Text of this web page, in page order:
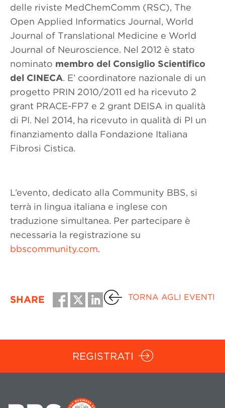
delle riviste MedChemComm (RSC), The
Open Applied Informatics Journal, World
Journal of Translational Medicine e World
Journal of Neuroscience. Nel 2012 è stato
nominato membro del Consiglio Scientifico
del CINECA. E’ coordinatore nazionale di un
progetto PRIN 2010/2011 ed ha ricevuto 2
grant PRACE-FP7 e 2 grant DEISA in qualità
di PI. Nel 2014, ha ricevuto in qualità di PI un
finanziamento dalla Fondazione Italiana
Fibrosi Cistica.
L’evento, dedicato alla Community BBS, si
terrà in lingua italiana e inglese con
traduzione simultanea. Per partecipare è
necessaria la registrazione su
bbscommunity.com.
SHARE TORNA AGLI EVENTI
REGISTRATI